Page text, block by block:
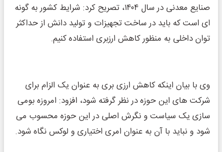
صنایع معدنی در سال ۱۴۰۴، تصریح کرد: شرایط کشور به گونه
ای است که باید در ساخت تجهیزات و تولید دانش از حداکثر
توان داخلی به منظور کاهش ارزبری استفاده کنیم.
وی با بیان اینکه کاهش ارزی بری به عنوان یک الزام برای
شرکت های این حوزه در نظر گرفته شود، افزود: امروزه بومی
سازی یک سیاست و نگرش اصلی در این حوزه محسوب می
شود و نباید با آن به عنوان امری اختیاری و لوکس نگاه شود.